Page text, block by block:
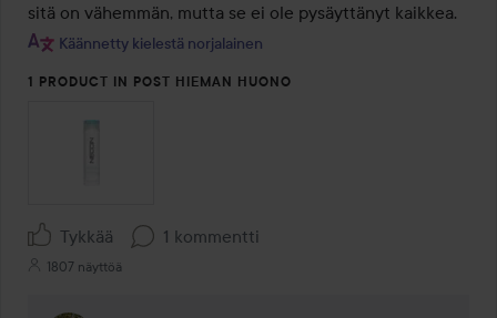
sitä on vähemmän, mutta se ei ole pysäyttänyt kaikkea.
Käännetty kielestä norjalainen
1 PRODUCT IN POST HIEMAN HUONO
Tykkää 1 kommentti
1807 näyttöä